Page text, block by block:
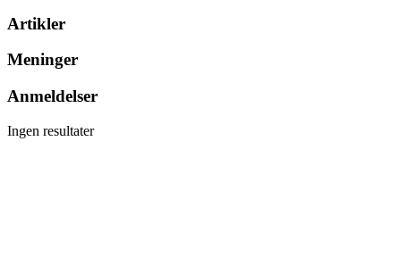
Artikler
Meninger
Anmeldelser
Ingen resultater